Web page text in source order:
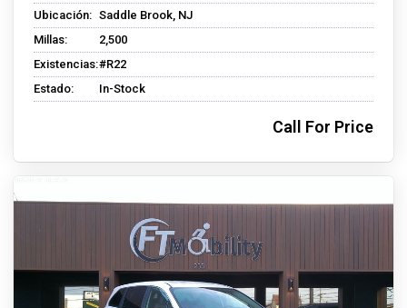
Ubicación: Saddle Brook, NJ
Millas:
2,500
Existencias:#R22
Estado:
In-Stock
Call For Price